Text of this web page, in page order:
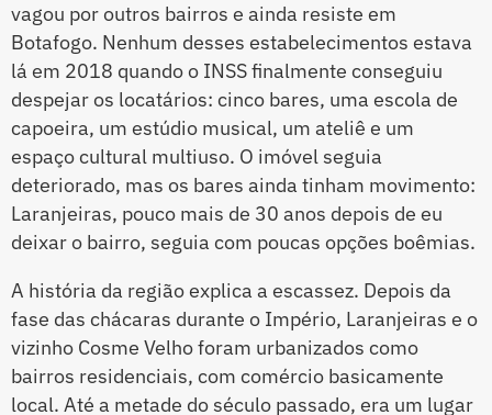
vagou por outros bairros e ainda resiste em
Botafogo. Nenhum desses estabelecimentos estava
lá em 2018 quando o INSS finalmente conseguiu
despejar os locatários: cinco bares, uma escola de
capoeira, um estúdio musical, um ateliê e um
espaço cultural multiuso. O imóvel seguia
deteriorado, mas os bares ainda tinham movimento:
Laranjeiras, pouco mais de 30 anos depois de eu
deixar o bairro, seguia com poucas opções boêmias.
A história da região explica a escassez. Depois da
fase das chácaras durante o Império, Laranjeiras e o
vizinho Cosme Velho foram urbanizados como
bairros residenciais, com comércio basicamente
local. Até a metade do século passado, era um lugar